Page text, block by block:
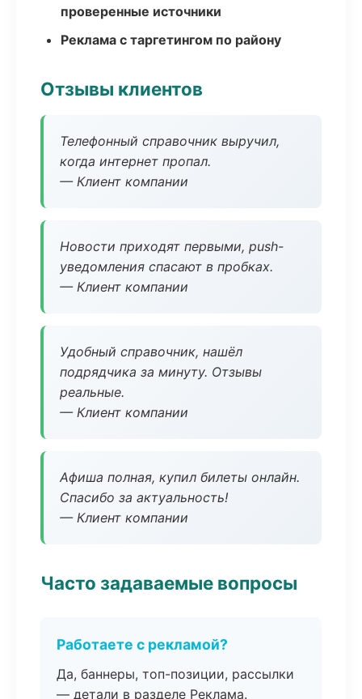
проверенные источники
Реклама с таргетингом по району
Отзывы клиентов
Телефонный справочник выручил,
когда интернет пропал.
— Клиент компании
Новости приходят первыми, push-
уведомления спасают в пробках.
— Клиент компании
Удобный справочник, нашёл
подрядчика за минуту. Отзывы
реальные.
— Клиент компании
Афиша полная, купил билеты онлайн.
Спасибо за актуальность!
— Клиент компании
Часто задаваемые вопросы
Работаете с рекламой?
Да, баннеры, топ-позиции, рассылки
— детали в разделе Реклама.